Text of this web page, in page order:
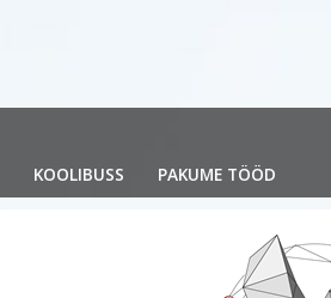
KOOLIBUSS PAKUME TÖÖD